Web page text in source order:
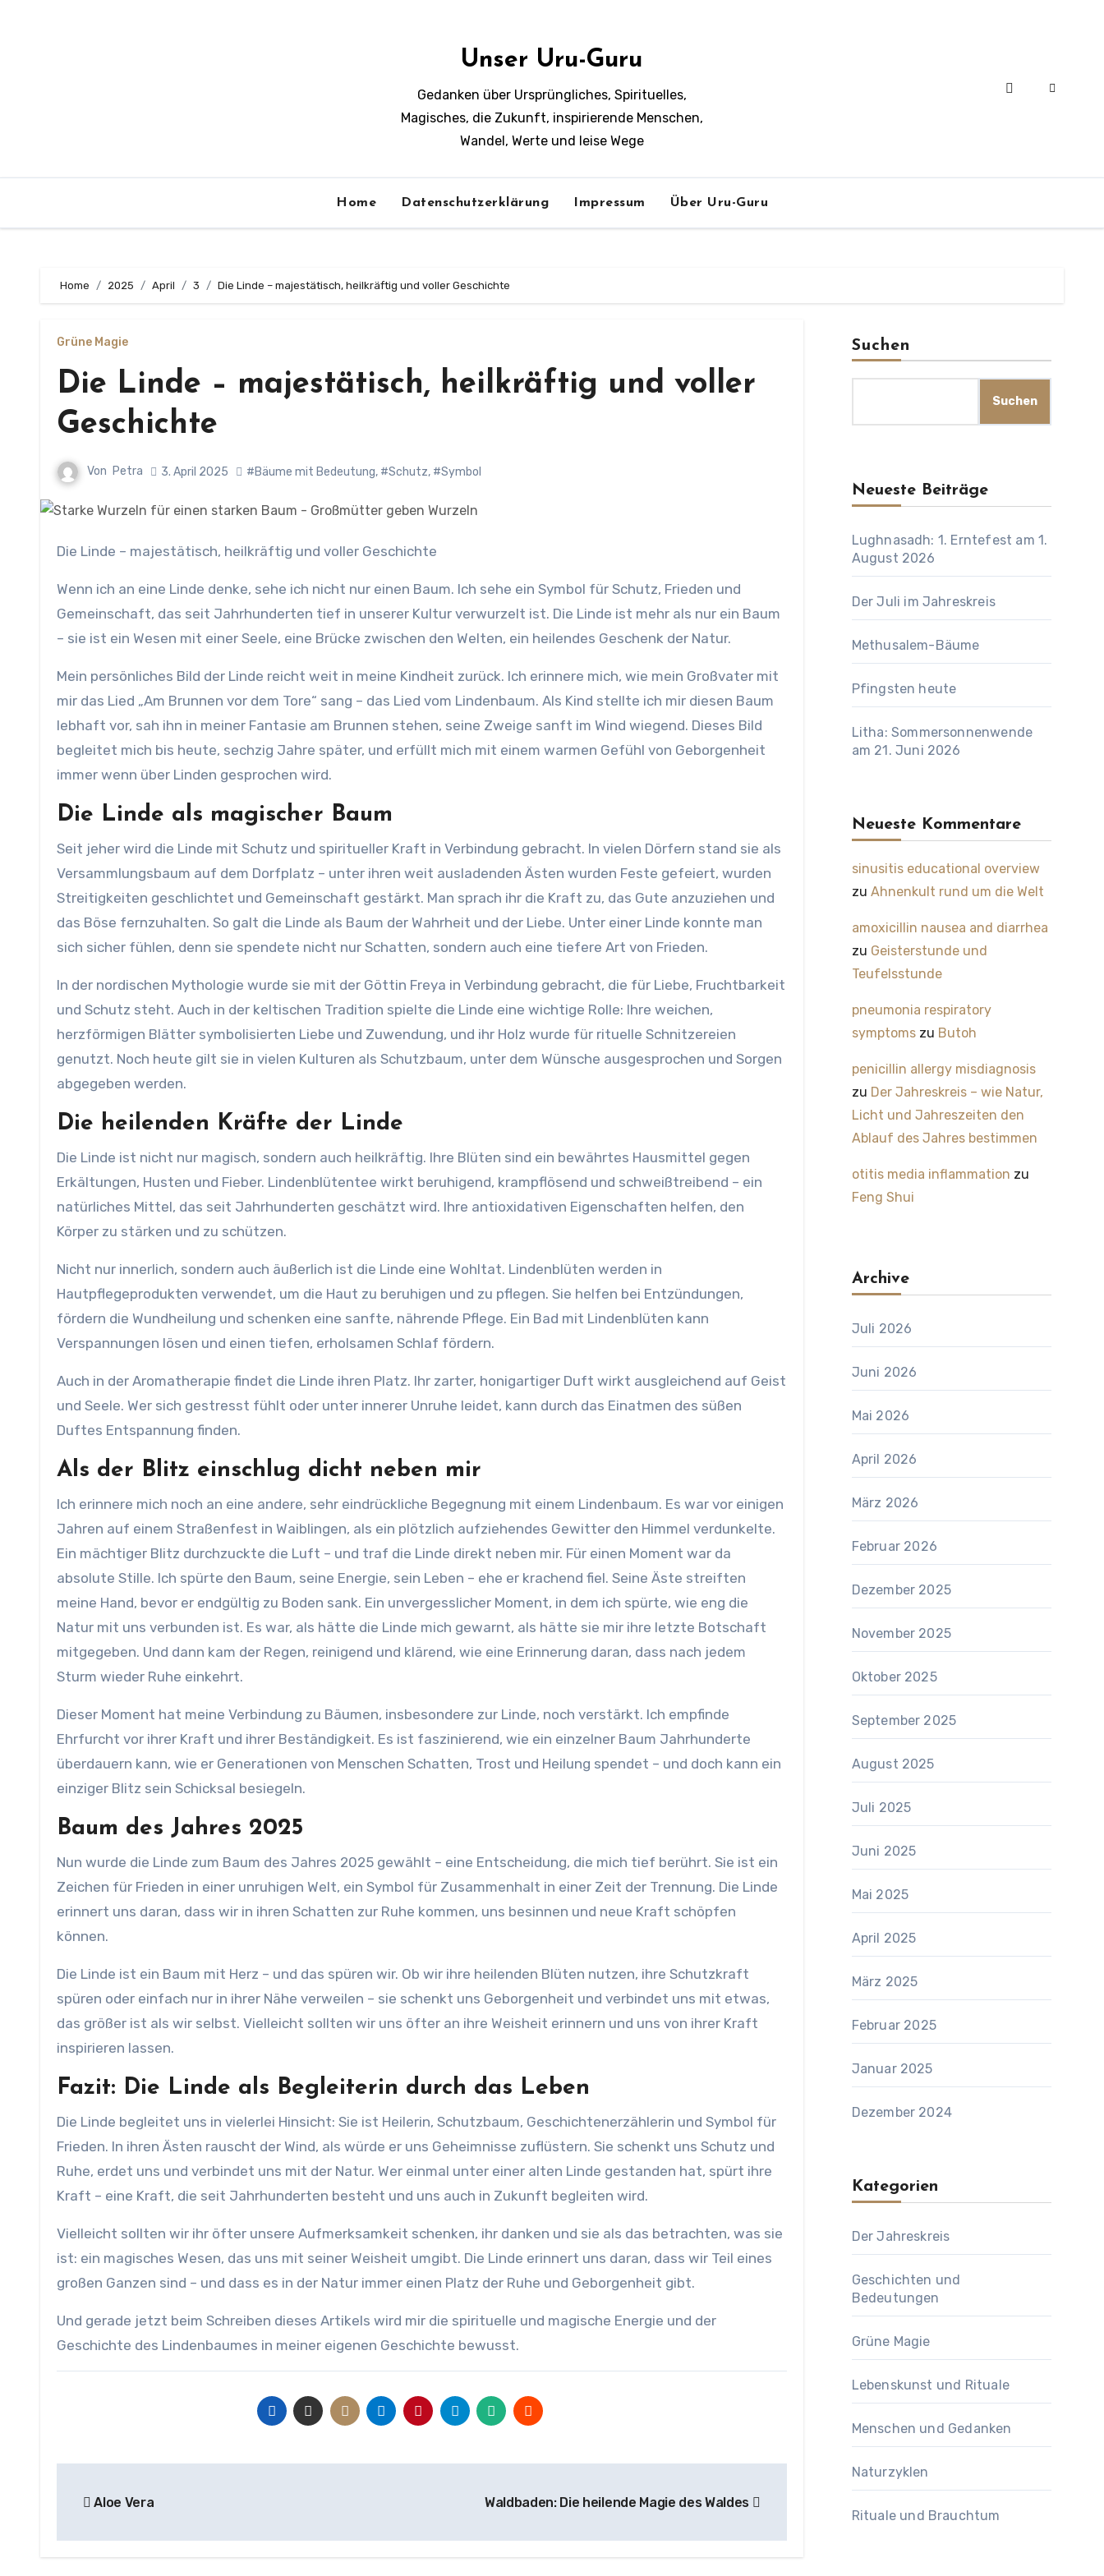
Unser Uru-Guru
Gedanken über Ursprüngliches, Spirituelles,
Magisches, die Zukunft, inspirierende Menschen,
Wandel, Werte und leise Wege
Home Datenschutzerklärung Impressum Über Uru-Guru
Home 2025 April 3 Die Linde – majestätisch, heilkräftig und voller Geschichte
Grüne Magie
Die Linde – majestätisch, heilkräftig und voller
Geschichte
Von Petra 3. April 2025 #Bäume mit Bedeutung, #Schutz, #Symbol
Die Linde – majestätisch, heilkräftig und voller Geschichte
Wenn ich an eine Linde denke, sehe ich nicht nur einen Baum. Ich sehe ein Symbol für Schutz, Frieden und
Gemeinschaft, das seit Jahrhunderten tief in unserer Kultur verwurzelt ist. Die Linde ist mehr als nur ein Baum
– sie ist ein Wesen mit einer Seele, eine Brücke zwischen den Welten, ein heilendes Geschenk der Natur.
Mein persönliches Bild der Linde reicht weit in meine Kindheit zurück. Ich erinnere mich, wie mein Großvater mit
mir das Lied „Am Brunnen vor dem Tore“ sang – das Lied vom Lindenbaum. Als Kind stellte ich mir diesen Baum
lebhaft vor, sah ihn in meiner Fantasie am Brunnen stehen, seine Zweige sanft im Wind wiegend. Dieses Bild
begleitet mich bis heute, sechzig Jahre später, und erfüllt mich mit einem warmen Gefühl von Geborgenheit
immer wenn über Linden gesprochen wird.
Die Linde als magischer Baum
Seit jeher wird die Linde mit Schutz und spiritueller Kraft in Verbindung gebracht. In vielen Dörfern stand sie als
Versammlungsbaum auf dem Dorfplatz – unter ihren weit ausladenden Ästen wurden Feste gefeiert, wurden
Streitigkeiten geschlichtet und Gemeinschaft gestärkt. Man sprach ihr die Kraft zu, das Gute anzuziehen und
das Böse fernzuhalten. So galt die Linde als Baum der Wahrheit und der Liebe. Unter einer Linde konnte man
sich sicher fühlen, denn sie spendete nicht nur Schatten, sondern auch eine tiefere Art von Frieden.
In der nordischen Mythologie wurde sie mit der Göttin Freya in Verbindung gebracht, die für Liebe, Fruchtbarkeit
und Schutz steht. Auch in der keltischen Tradition spielte die Linde eine wichtige Rolle: Ihre weichen,
herzförmigen Blätter symbolisierten Liebe und Zuwendung, und ihr Holz wurde für rituelle Schnitzereien
genutzt. Noch heute gilt sie in vielen Kulturen als Schutzbaum, unter dem Wünsche ausgesprochen und Sorgen
abgegeben werden.
Die heilenden Kräfte der Linde
Die Linde ist nicht nur magisch, sondern auch heilkräftig. Ihre Blüten sind ein bewährtes Hausmittel gegen
Erkältungen, Husten und Fieber. Lindenblütentee wirkt beruhigend, krampflösend und schweißtreibend – ein
natürliches Mittel, das seit Jahrhunderten geschätzt wird. Ihre antioxidativen Eigenschaften helfen, den
Körper zu stärken und zu schützen.
Nicht nur innerlich, sondern auch äußerlich ist die Linde eine Wohltat. Lindenblüten werden in
Hautpflegeprodukten verwendet, um die Haut zu beruhigen und zu pflegen. Sie helfen bei Entzündungen,
fördern die Wundheilung und schenken eine sanfte, nährende Pflege. Ein Bad mit Lindenblüten kann
Verspannungen lösen und einen tiefen, erholsamen Schlaf fördern.
Auch in der Aromatherapie findet die Linde ihren Platz. Ihr zarter, honigartiger Duft wirkt ausgleichend auf Geist
und Seele. Wer sich gestresst fühlt oder unter innerer Unruhe leidet, kann durch das Einatmen des süßen
Duftes Entspannung finden.
Als der Blitz einschlug dicht neben mir
Ich erinnere mich noch an eine andere, sehr eindrückliche Begegnung mit einem Lindenbaum. Es war vor einigen
Jahren auf einem Straßenfest in Waiblingen, als ein plötzlich aufziehendes Gewitter den Himmel verdunkelte.
Ein mächtiger Blitz durchzuckte die Luft – und traf die Linde direkt neben mir. Für einen Moment war da
absolute Stille. Ich spürte den Baum, seine Energie, sein Leben – ehe er krachend fiel. Seine Äste streiften
meine Hand, bevor er endgültig zu Boden sank. Ein unvergesslicher Moment, in dem ich spürte, wie eng die
Natur mit uns verbunden ist. Es war, als hätte die Linde mich gewarnt, als hätte sie mir ihre letzte Botschaft
mitgegeben. Und dann kam der Regen, reinigend und klärend, wie eine Erinnerung daran, dass nach jedem
Sturm wieder Ruhe einkehrt.
Dieser Moment hat meine Verbindung zu Bäumen, insbesondere zur Linde, noch verstärkt. Ich empfinde
Ehrfurcht vor ihrer Kraft und ihrer Beständigkeit. Es ist faszinierend, wie ein einzelner Baum Jahrhunderte
überdauern kann, wie er Generationen von Menschen Schatten, Trost und Heilung spendet – und doch kann ein
einziger Blitz sein Schicksal besiegeln.
Baum des Jahres 2025
Nun wurde die Linde zum Baum des Jahres 2025 gewählt – eine Entscheidung, die mich tief berührt. Sie ist ein
Zeichen für Frieden in einer unruhigen Welt, ein Symbol für Zusammenhalt in einer Zeit der Trennung. Die Linde
erinnert uns daran, dass wir in ihren Schatten zur Ruhe kommen, uns besinnen und neue Kraft schöpfen
können.
Die Linde ist ein Baum mit Herz – und das spüren wir. Ob wir ihre heilenden Blüten nutzen, ihre Schutzkraft
spüren oder einfach nur in ihrer Nähe verweilen – sie schenkt uns Geborgenheit und verbindet uns mit etwas,
das größer ist als wir selbst. Vielleicht sollten wir uns öfter an ihre Weisheit erinnern und uns von ihrer Kraft
inspirieren lassen.
Fazit: Die Linde als Begleiterin durch das Leben
Die Linde begleitet uns in vielerlei Hinsicht: Sie ist Heilerin, Schutzbaum, Geschichtenerzählerin und Symbol für
Frieden. In ihren Ästen rauscht der Wind, als würde er uns Geheimnisse zuflüstern. Sie schenkt uns Schutz und
Ruhe, erdet uns und verbindet uns mit der Natur. Wer einmal unter einer alten Linde gestanden hat, spürt ihre
Kraft – eine Kraft, die seit Jahrhunderten besteht und uns auch in Zukunft begleiten wird.
Vielleicht sollten wir ihr öfter unsere Aufmerksamkeit schenken, ihr danken und sie als das betrachten, was sie
ist: ein magisches Wesen, das uns mit seiner Weisheit umgibt. Die Linde erinnert uns daran, dass wir Teil eines
großen Ganzen sind – und dass es in der Natur immer einen Platz der Ruhe und Geborgenheit gibt.
Und gerade jetzt beim Schreiben dieses Artikels wird mir die spirituelle und magische Energie und der
Geschichte des Lindenbaumes in meiner eigenen Geschichte bewusst.
Aloe Vera Waldbaden: Die heilende Magie des Waldes
Suchen
Suchen
Neueste Beiträge
Lughnasadh: 1. Erntefest am 1.
August 2026
Der Juli im Jahreskreis
Methusalem-Bäume
Pfingsten heute
Litha: Sommersonnenwende
am 21. Juni 2026
Neueste Kommentare
sinusitis educational overview
zu Ahnenkult rund um die Welt
amoxicillin nausea and diarrhea
zu Geisterstunde und
Teufelsstunde
pneumonia respiratory
symptomszu Butoh
penicillin allergy misdiagnosis
zu Der Jahreskreis – wie Natur,
Licht und Jahreszeiten den
Ablauf des Jahres bestimmen
otitis media inflammation zu
Feng Shui
Archive
Juli 2026
Juni 2026
Mai 2026
April 2026
März 2026
Februar 2026
Dezember 2025
November 2025
Oktober 2025
September 2025
August 2025
Juli 2025
Juni 2025
Mai 2025
April 2025
März 2025
Februar 2025
Januar 2025
Dezember 2024
Kategorien
Der Jahreskreis
Geschichten und
Bedeutungen
Grüne Magie
Lebenskunst und Rituale
Menschen und Gedanken
Naturzyklen
Rituale und Brauchtum